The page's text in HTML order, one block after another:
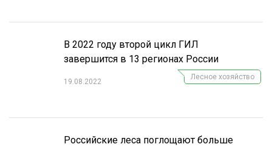
В 2022 году второй цикл ГИЛ
завершится в 13 регионах России
19.08.2022
Лесное хозяйство
Российские леса поглощают больше